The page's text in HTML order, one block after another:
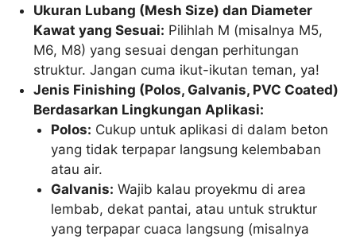
Ukuran Lubang (Mesh Size) dan Diameter
Kawat yang Sesuai: Pilihlah M (misalnya M5,
M6, M8) yang sesuai dengan perhitungan
struktur. Jangan cuma ikut-ikutan teman, ya!
Jenis Finishing (Polos, Galvanis, PVC Coated)
Berdasarkan Lingkungan Aplikasi:
Polos: Cukup untuk aplikasi di dalam beton
yang tidak terpapar langsung kelembaban
atau air.
Galvanis: Wajib kalau proyekmu di area
lembab, dekat pantai, atau untuk struktur
yang terpapar cuaca langsung (misalnya